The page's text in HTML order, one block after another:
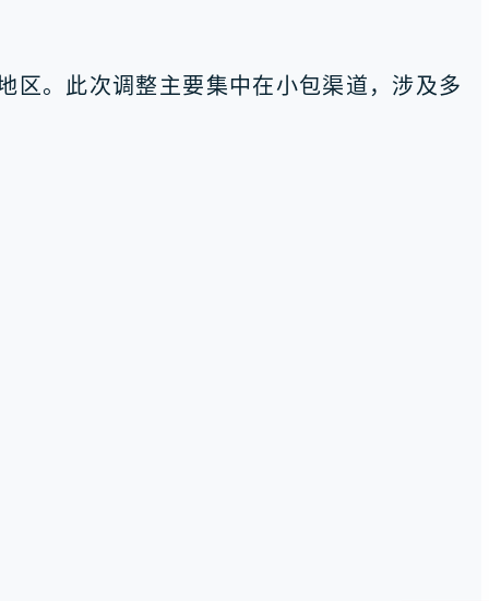
。此次调整主要集中在小包渠道，涉及多